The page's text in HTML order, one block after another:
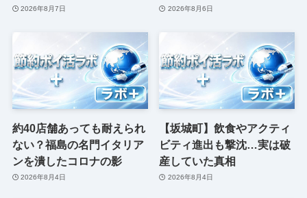
2026年8月7日 2026年8月6日
約40店舗あっても耐えられ
ない？福島の名門イタリア
ンを潰したコロナの影
2026年8月4日
【坂城町】飲食やアクティ
ビティ進出も撃沈…実は破
産していた真相
2026年8月4日